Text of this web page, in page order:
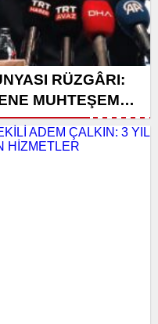
RÜZGÂRI:
MUHTEŞEM